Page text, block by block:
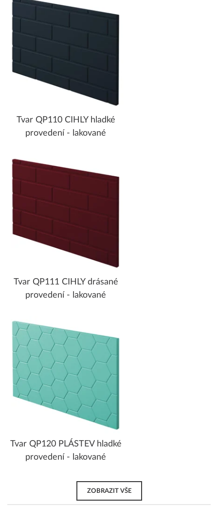
Tvar QP110 CIHLY hladké
provedení - lakované
Tvar QP111 CIHLY drásané
provedení - lakované
Tvar QP120 PLÁSTEV hladké
provedení - lakované
ZOBRAZIT VŠE